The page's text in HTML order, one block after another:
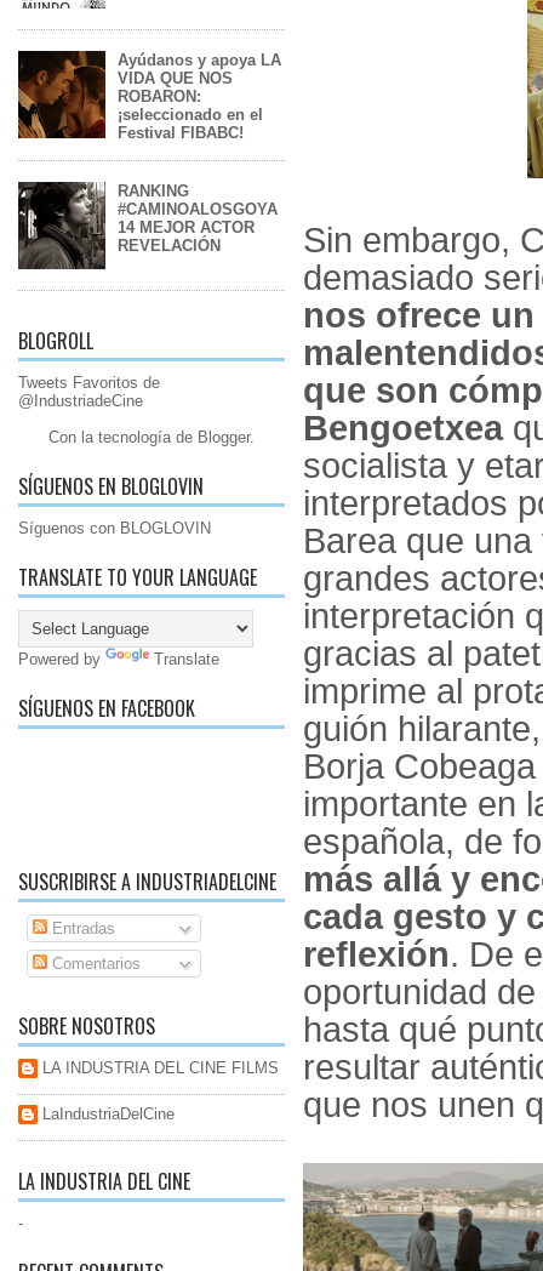
Ayúdanos y apoya LA
VIDA QUE NOS
ROBARON:
¡seleccionado en el
Festival FIBABC!
RANKING
#CAMINOALOSGOYA
14 MEJOR ACTOR
REVELACIÓN
BLOGROLL
Tweets Favoritos de
@IndustriadeCine
Con la tecnología de Blogger.
SÍGUENOS EN BLOGLOVIN
Síguenos con BLOGLOVIN
TRANSLATE TO YOUR LANGUAGE
Powered by Translate
SÍGUENOS EN FACEBOOK
SUSCRIBIRSE A INDUSTRIADELCINE
Entradas
Comentarios
SOBRE NOSOTROS
LA INDUSTRIA DEL CINE FILMS
LaIndustriaDelCine
LA INDUSTRIA DEL CINE
-
Sin embargo,
demasiado
nos ofrece
que son
Bengoetxea
socialista y
interpretados
Barea que
grandes
interpretación
gracias al
imprime al
guión
Borja
importante en
española, de
más allá y
cada gesto y
reflexión. De
oportunidad
hasta qué
resultar
que nos unen